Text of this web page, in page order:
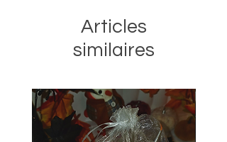
Articles
similaires